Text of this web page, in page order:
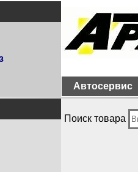
Автосервис
Поиск товара